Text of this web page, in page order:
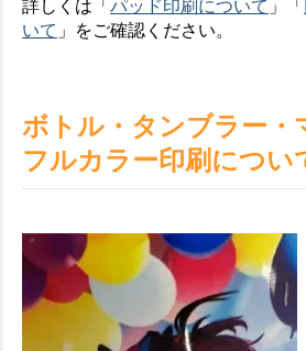
お買い物を続ける
詳しくは「 パッド印刷について 」「
いて 」をご確認ください。
ボトル・タンブラー・
フルカラー印刷につい